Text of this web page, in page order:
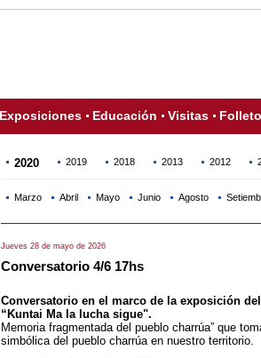
Exposiciones Educación Visitas
2020 2019 2018 2013 2012
Marzo Abril Mayo Junio Agosto
Jueves 28 de mayo de 2026
Conversatorio 4/6 17hs
Conversatorio en el marco de la exposición
“Kuntai Ma la lucha sigue".
Memoria fragmentada del pueblo charrúa” que
simbólica del pueblo charrúa en nuestro territorio.